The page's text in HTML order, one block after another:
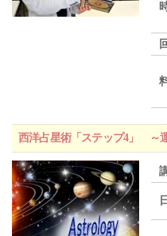
西洋占星術「ステップ4」 ～